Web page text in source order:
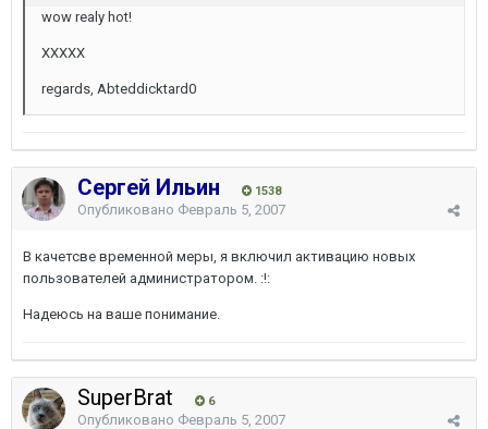
wow realy hot!
ХХХХХ
regards, Abteddicktard0
Сергей Ильин 1538
Опубликовано Февраль 5, 2007
В качетсве временной меры, я включил активацию новых
пользователей администратором. :!:
Надеюсь на ваше понимание.
SuperBrat 6
Опубликовано Февраль 5, 2007